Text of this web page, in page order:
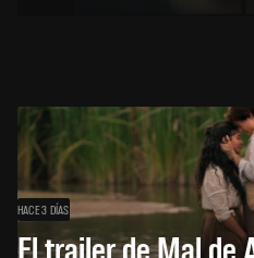
HACE 3 DÍAS
El trailer de Mal de